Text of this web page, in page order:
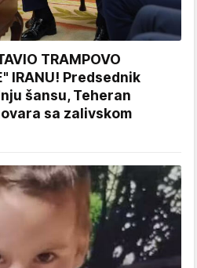
TRAMPOVO
IRANU! Predsednik
šansu, Teheran
sa zalivskom